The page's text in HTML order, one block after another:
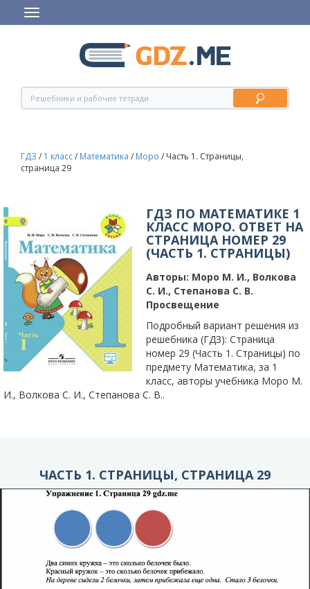
ГДЗ / 1 класс/ Математика / Моро / Часть 1. Страницы,
страница 29
ГДЗ ПО МАТЕМАТИКЕ 1
КЛАСС МОРО. ОТВЕТ НА
СТРАНИЦА НОМЕР 29
(ЧАСТЬ 1. СТРАНИЦЫ)
Авторы: Моро М. И., Волкова
С. И., Степанова С. В.
Просвещение
Подробный вариант решения из
решебника (ГДЗ): Страница
номер 29 (Часть 1. Страницы) по
предмету Математика, за 1
класс, авторы учебника Моро М.
И., Волкова С. И., Степанова С. В..
ЧАСТЬ 1. СТРАНИЦЫ, СТРАНИЦА 29